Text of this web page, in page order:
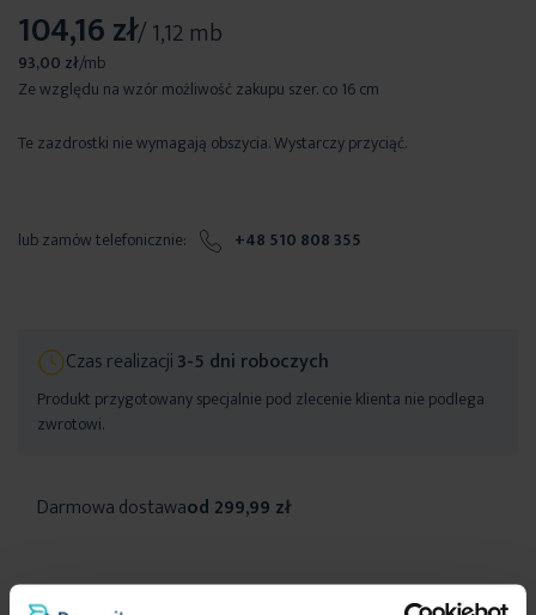
104,16 zł/ 1,12 mb
93,00 zł/mb
Ze względu na wzór możliwość zakupu szer. co 16 cm
Te zazdrostki nie wymagają obszycia. Wystarczy przyciąć.
lub zamów telefonicznie: +48 510 808 355
Czas realizacji3-5 dni roboczych
Produkt przygotowany specjalnie pod zlecenie klienta nie podlega
zwrotowi.
Darmowa dostawaod 299,99 zł